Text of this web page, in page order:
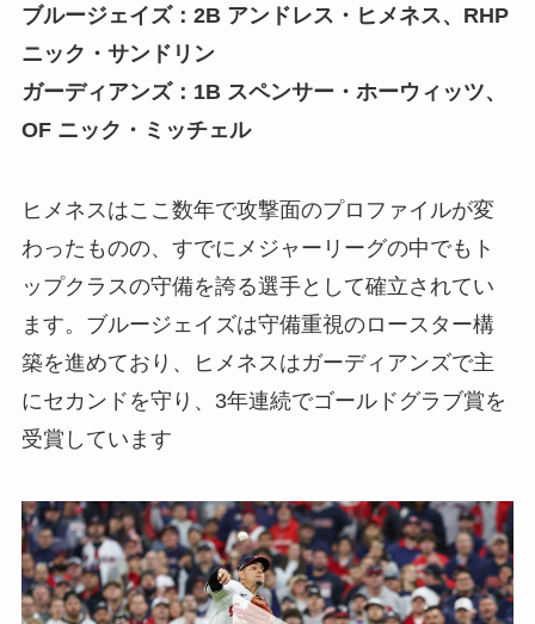
ブルージェイズ：2B アンドレス・ヒメネス、RHP
ニック・サンドリン
ガーディアンズ：1B スペンサー・ホーウィッツ、
OF ニック・ミッチェル
ヒメネスはここ数年で攻撃面のプロファイルが変
わったものの、すでにメジャーリーグの中でもト
ップクラスの守備を誇る選手として確立されてい
ます。ブルージェイズは守備重視のロースター構
築を進めており、ヒメネスはガーディアンズで主
にセカンドを守り、3年連続でゴールドグラブ賞を
受賞しています